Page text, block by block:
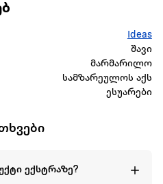
Ideas
შავი
მარმარილო
სამზარეულოს აქს
ესუარები
ექსტრაზე?